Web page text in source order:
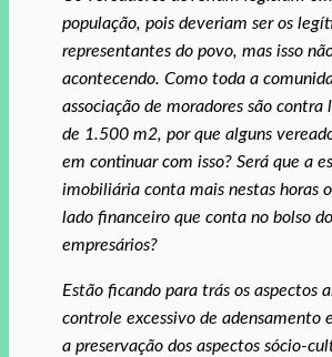
população, pois deveriam ser os
representantes do povo, mas isso
acontecendo. Como toda a
associação de moradores são contra
de 1.500 m2, por que alguns
em continuar com isso? Será que a
imobiliária conta mais nestas horas
lado financeiro que conta no bolso
empresários?
Estão ficando para trás os aspectos
controle excessivo de adensamento
a preservação dos aspectos sócio-